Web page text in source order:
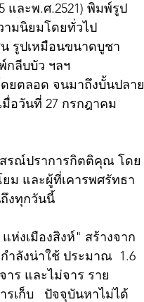
และพ.ศ.2521) พิมพ์รูป
ามนิยมโดยทั่วไป
รูปเหมือนขนาดบูชา
กลีบบัว ฯลฯ
ยตลอด จนมาถึงบั้นปลาย
อวันที่ 27 กรกฎาคม
รณ์ปราการกิตติคุณ โดย
ม และผู้ที่เคารพศรัทธา
งทุกวันนี้
ห่งเมืองสิงห์" สร้างจาก
ำลังน่าใช้ ประมาณ  1.6
ร และไม่จาร ราย
รเก็บ   ปัจจุบันหาไม่ได้